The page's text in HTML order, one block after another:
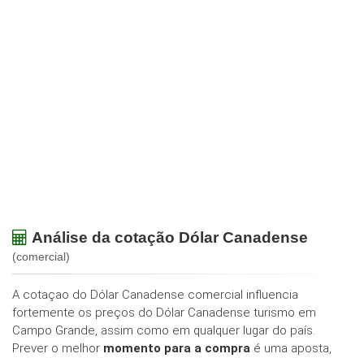
Análise da cotação Dólar Canadense
(comercial)
A cotaçao do Dólar Canadense comercial influencia
fortemente os preços do Dólar Canadense turismo em
Campo Grande, assim como em qualquer lugar do país.
Prever o melhor momento para a compra é uma aposta,